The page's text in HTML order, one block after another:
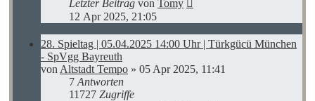
Letzter Beitrag von Tomy
12 Apr 2025, 21:05
28. Spieltag | 05.04.2025 14:00 Uhr | Türkgücü München
- SpVgg Bayreuth
von Altstadt Tempo » 05 Apr 2025, 11:41
7 Antworten
11727 Zugriffe